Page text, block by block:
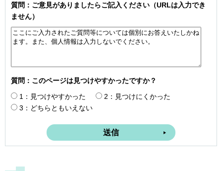
質問：ご意見がありましたらご記入ください（URLは入力でき
ません）
質問：このページは見つけやすかったですか？
1：見つけやすかった
2：見つけにくかった
3：どちらともいえない